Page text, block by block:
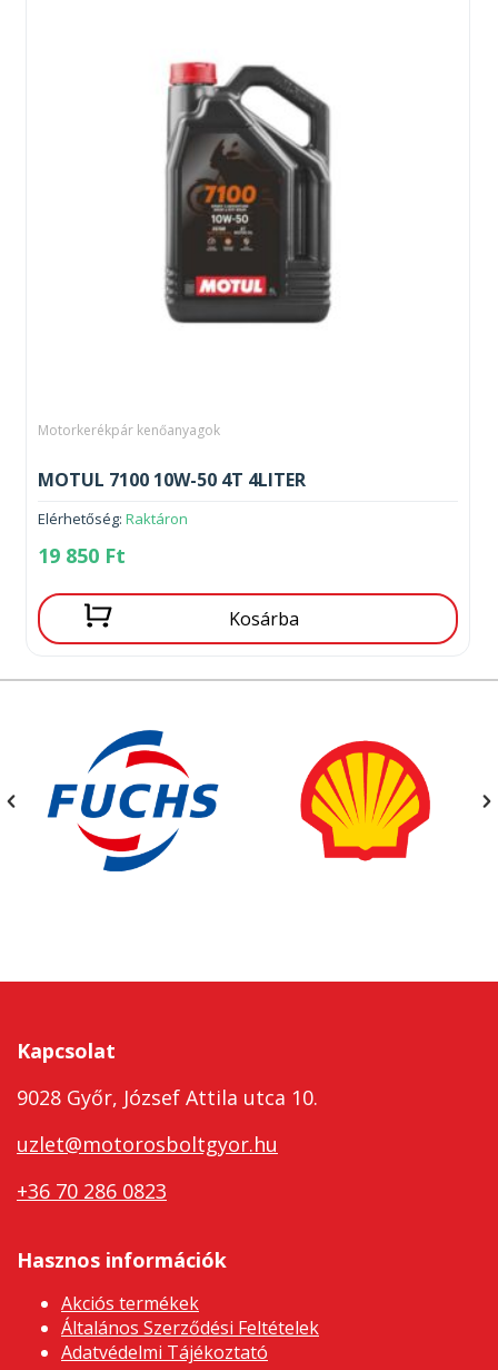
Motorkerékpár kenőanyagok
MOTUL 7100 10W-50 4T 4LITER
Elérhetőség: Raktáron
19 850 Ft
Kosárba
Kapcsolat
9028 Győr, József Attila utca 10.
uzlet@motorosboltgyor.hu
+36 70 286 0823
Hasznos információk
Akciós termékek
Általános Szerződési Feltételek
Adatvédelmi Tájékoztató